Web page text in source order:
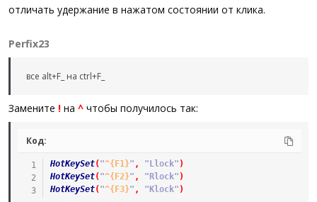
отличать удержание в нажатом состоянии от клика.
Perfix23
все alt+F_ на ctrl+F_
Замените ! на ^ чтобы получилось так:
Код:
HotKeySet( "^{F1}" , "Llock" )
HotKeySet( "^{F2}" , "Rlock" )
HotKeySet( "^{F3}" , "Klock" )